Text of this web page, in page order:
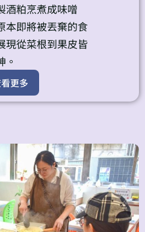
酒粕烹煮成味噌
本即將被丟棄的食
現從菜根到果皮皆
。
更多